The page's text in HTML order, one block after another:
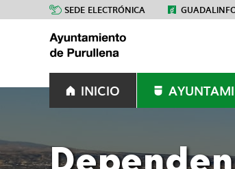
SEDE ELECTRÓNICA
INICIO